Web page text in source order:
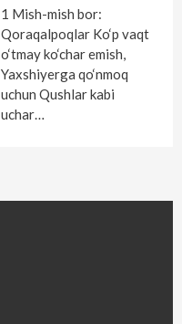
1 Mish-mish bor:
Qoraqalpoqlar Ko‘p vaqt
o‘tmay ko‘char emish,
Yaxshiyerga qo‘nmoq
uchun Qushlar kabi
uchar…